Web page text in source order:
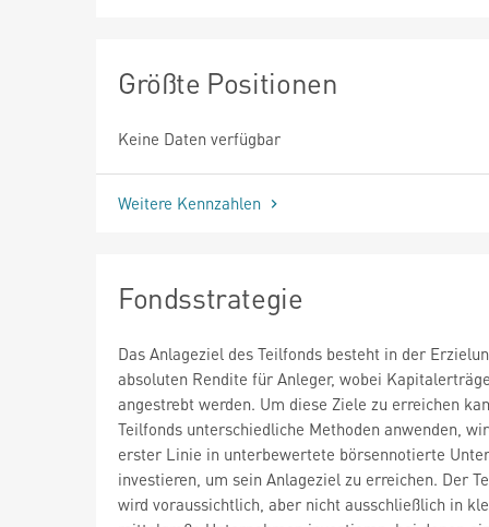
Größte Positionen
Keine Daten verfügbar
Weitere Kennzahlen
Fondsstrategie
Das Anlageziel des Teilfonds besteht in der
absoluten Rendite für Anleger, wobei
angestrebt werden. Um diese Ziele zu erreichen
Teilfonds unterschiedliche Methoden anwenden,
erster Linie in unterbewertete börsennotierte
investieren, um sein Anlageziel zu erreichen. Der
wird voraussichtlich, aber nicht ausschließlich in